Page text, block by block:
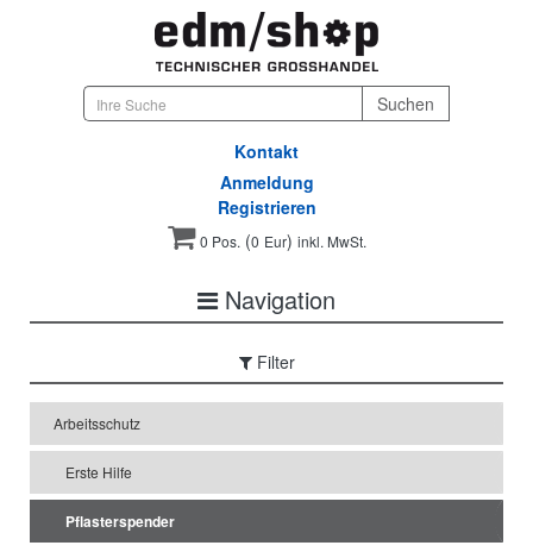
Kontakt
Anmeldung
Registrieren
0 Pos.(0 Eur) inkl. MwSt.
Navigation
Filter
Arbeitsschutz
Erste Hilfe
Pflasterspender